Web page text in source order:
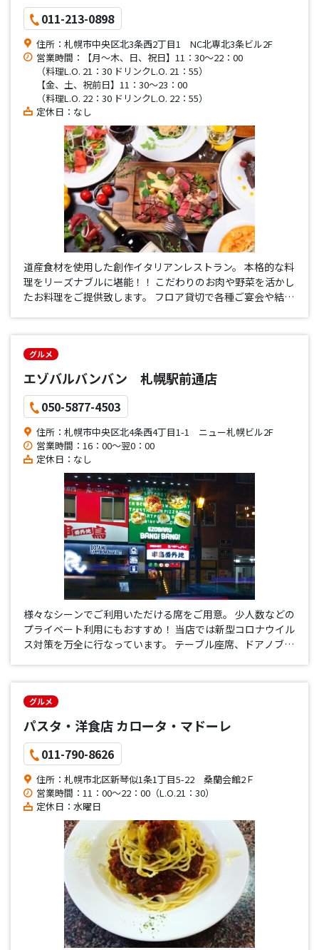
011-213-0898
住所：札幌市中央区北3条西2丁目1 NC北専北3条ビル2F
営業時間：【月～木、日、祝日】11：30～22：00
（料理L.O. 21：30 ドリンクL.O. 21：55）
【金、土、祝前日】11：30～23：00
（料理L.O. 22：30 ドリンクL.O. 22：55）
定休日：なし
道産食材を使用した創作イタリアンレストラン。 本格的な料
理をリーズナブルに堪能！！ こだわりのお肉や野菜を活かし
たお料理をご提供致します。 フロア貸切で各種ご宴会や結婚
グルメ
エゾバルバンバン 札幌駅前通店
050-5877-4503
住所：札幌市中央区北4条西4丁目1-1 ニュー札幌ビル2F
営業時間：16：00～翌0：00
定休日：なし
様々なシーンでご利用いただける席をご用意。 少人数などの
プライベート利用にもおすすめ！ 当店では新型コロナウイル
ス対策を万全に行なっています。 テーブル座席、ドアノブな
グルメ
パスタ・洋食店 カロータ・マドーレ
011-790-8626
住所：札幌市北区新琴似1条1丁目5-22 桑蘭会館2Ｆ
営業時間：11：00～22：00（L.O.21：30）
定休日：水曜日